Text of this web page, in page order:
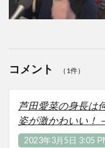
コメント （1件）
芦田愛菜の身長は
姿が激かわいい！
2023年3月5日 3:05